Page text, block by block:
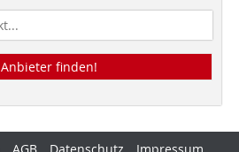
Anbieter finden!